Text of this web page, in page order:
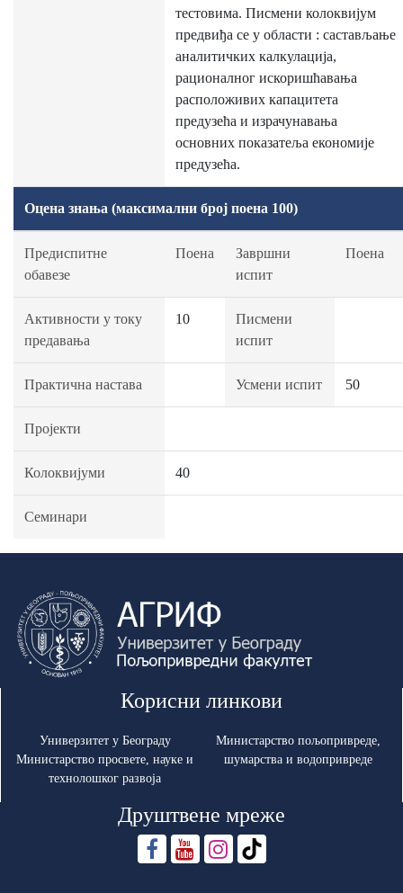
тестовима. Писмени колоквијум
предвиђа се у области : састављање
аналитичких калкулација,
рационалног искоришћавања
расположивих капацитета
предузећа и израчунавања
основних показатеља економије
предузећа.
Оцена знања (максимални број поена 100)
Предиспитне
обавезе
Поена
Завршни
испит
Поена
Активности у току
предавања
10
Писмени
испит
Практична настава Усмени испит 50
Пројекти
Колоквијуми 40
Семинари
Корисни линкови
Универзитет у Београду
Министарство просвете, науке и
технолошког развоја
Министарство пољопривреде,
шумарства и водопривреде
Друштвене мреже